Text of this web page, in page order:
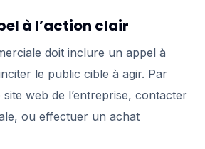
à l’action clair
doit inclure un appel à
le public cible à agir. Par
web de l’entreprise, contacter
ou effectuer un achat